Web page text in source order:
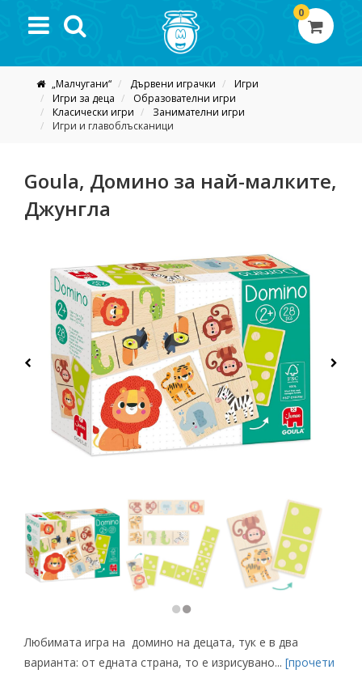
0
„Малчугани“ Дървени играчки
Игри
Игри за деца
Образователни игри
Класически игри
Занимателни игри
Игри и главоблъсканици
Goula, Домино за най-малките,
Джунгла
Любимата игра на домино на децата, тук е в два
варианта: от едната страна, то е изрисувано... [прочети